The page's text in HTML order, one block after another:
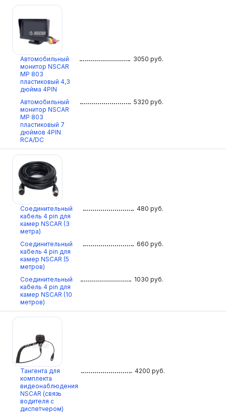
Автомобильный
монитор NSCAR
МР 803
пластиковый 4,3
дюйма 4PIN
3050 руб.
Автомобильный
монитор NSCAR
МР 803
пластиковый 7
дюймов 4PIN
RCA/DC
5320 руб.
Соединительный
кабель 4 pin для
камер NSCAR (3
метра)
480 руб.
Соединительный
кабель 4 pin для
камер NSCAR (5
метров)
660 руб.
Соединительный
кабель 4 pin для
камер NSCAR (10
метров)
1030 руб.
Тангента для
комплекта
видеонаблюдения
NSCAR (связь
водителя с
диспетчером)
4200 руб.